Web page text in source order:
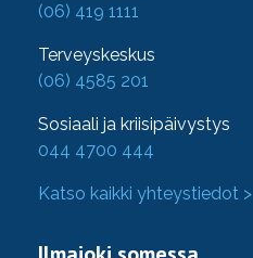
(06) 419 1111
Terveyskeskus
(06) 4585 201
Sosiaali ja kriisipäivystys
044 4700 444
Katso kaikki yhteystiedot >